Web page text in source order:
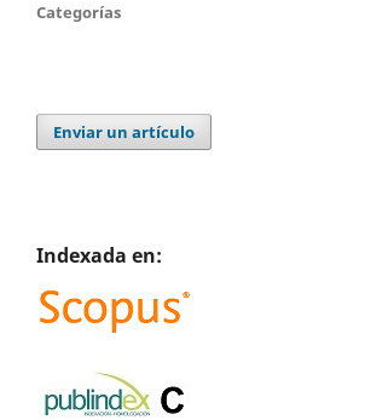
Categorías
Enviar un artículo
Indexada en: